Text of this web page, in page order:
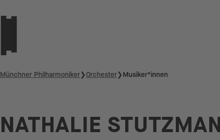
Münchner Philharmoniker❯Orchester❯Musiker*innen
NATHALIE